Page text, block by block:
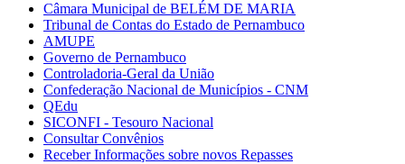
Câmara Municipal de BELÉM DE MARIA
Tribunal de Contas do Estado de Pernambuco
AMUPE
Governo de Pernambuco
Controladoria-Geral da União
Confederação Nacional de Municípios - CNM
QEdu
SICONFI - Tesouro Nacional
Consultar Convênios
Receber Informações sobre novos Repasses